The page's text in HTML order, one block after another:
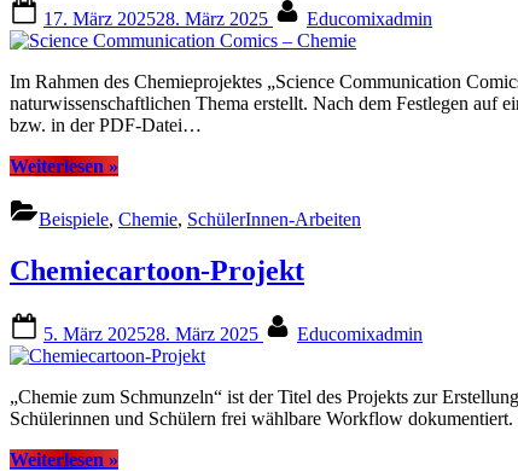
on
17. März 202528. März 2025 Educomixadmin
Im Rahmen des Chemieprojektes „Science Communication
naturwissenschaftlichen Thema erstellt. Nach dem Festlegen auf
bzw. in der PDF-Datei…
Weiterlesen “Science
Comics
–
»
Beispiele, Chemie, SchülerInnen-Arbeiten
Chemiecartoon-Projekt
on
5. März 202528. März 2025 Educomixadmin
„Chemie zum Schmunzeln“ ist der Titel des Projekts zur
Schülerinnen und Schülern frei wählbare Workflow
Weiterlesen “Chemiecartoon-
»